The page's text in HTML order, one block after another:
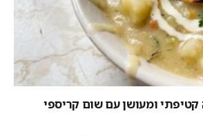
ומעושן עם שום קריספי